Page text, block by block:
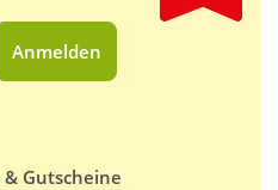
Anmelden
Gutscheine